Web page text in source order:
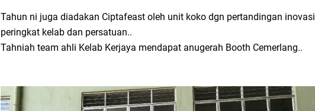
Tahun ni juga diadakan Ciptafeast oleh unit koko dgn pertandingan inovasi
peringkat kelab dan persatuan..
Tahniah team ahli Kelab Kerjaya mendapat anugerah Booth Cemerlang..